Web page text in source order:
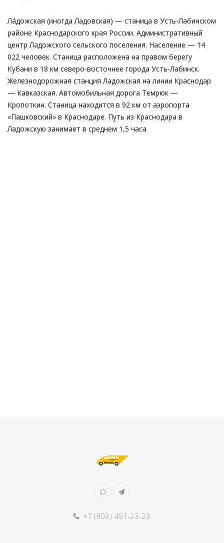
Ла́дожская (иногда Ладовская) — станица в Усть-Лабинском
районе Краснодарского края России. Административный
центр Ладожского сельского поселения. Население — 14
022 человек. Станица расположена на правом берегу
Кубани в 18 км северо-восточнее города Усть-Лабинск.
Железнодорожная станция Ладожская на линии Краснодар
— Кавказская. Автомобильная дорога Темрюк —
Кропоткин. Станица находится в 92 км от аэропорта
«Пашковский» в Краснодаре. Путь из Краснодара в
Ладожскую занимает в среднем 1,5 часа
+7 (903) 451-23-23